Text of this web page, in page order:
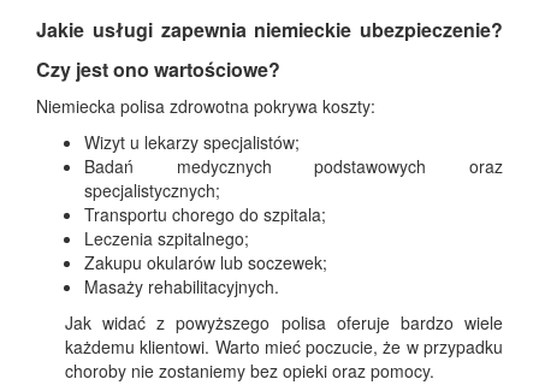
Jakie usługi zapewnia niemieckie ubezpieczenie?
Czy jest ono wartościowe?
Niemiecka polisa zdrowotna pokrywa koszty:
Wizyt u lekarzy specjalistów;
Badań medycznych podstawowych oraz
specjalistycznych;
Transportu chorego do szpitala;
Leczenia szpitalnego;
Zakupu okularów lub soczewek;
Masaży rehabilitacyjnych.
Jak widać z powyższego polisa oferuje bardzo wiele
każdemu klientowi. Warto mieć poczucie, że w przypadku
choroby nie zostaniemy bez opieki oraz pomocy.